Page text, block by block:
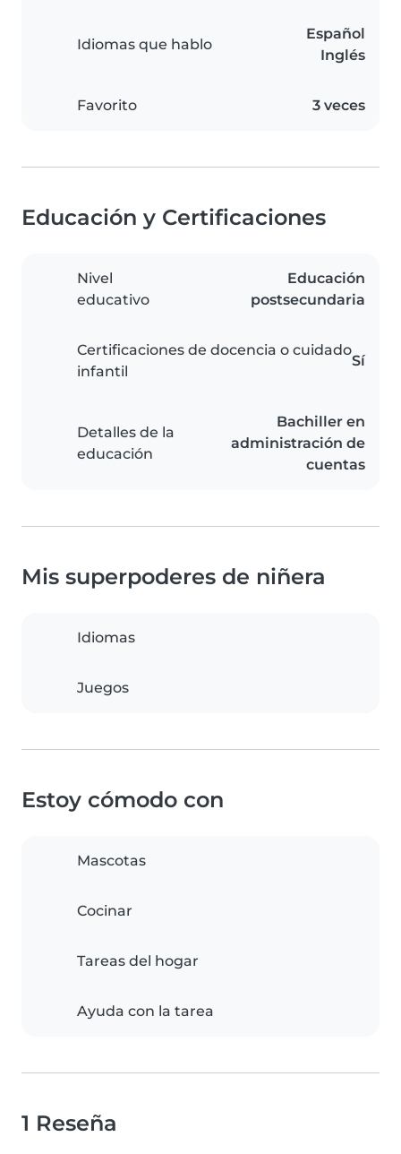
Idiomas que hablo
Español
Inglés
Favorito 3 veces
Educación y Certificaciones
Nivel
educativo
Educación
postsecundaria
Certificaciones de docencia o cuidado
infantil
Sí
Detalles de la
educación
Bachiller en
administración de
cuentas
Mis superpoderes de niñera
Idiomas
Juegos
Estoy cómodo con
Mascotas
Cocinar
Tareas del hogar
Ayuda con la tarea
1 Reseña